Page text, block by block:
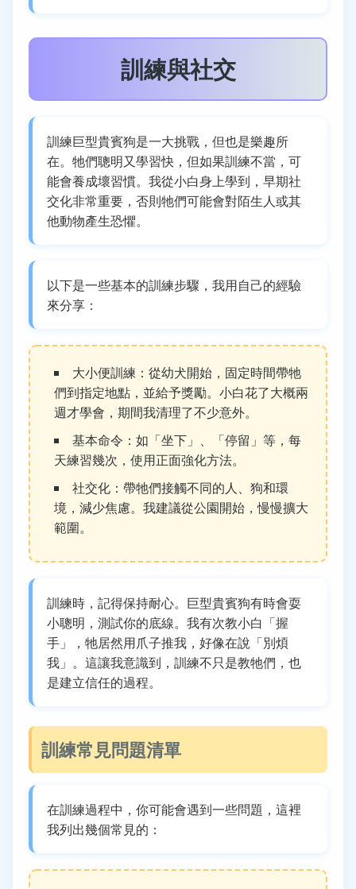
訓練與社交
訓練巨型貴賓狗是一大挑戰，但也是樂趣所
在。牠們聰明又學習快，但如果訓練不當，可
能會養成壞習慣。我從小白身上學到，早期社
交化非常重要，否則牠們可能會對陌生人或其
他動物產生恐懼。
以下是一些基本的訓練步驟，我用自己的經驗
來分享：
大小便訓練：從幼犬開始，固定時間帶牠
們到指定地點，並給予獎勵。小白花了大概兩
週才學會，期間我清理了不少意外。
基本命令：如「坐下」、「停留」等，每
天練習幾次，使用正面強化方法。
社交化：帶牠們接觸不同的人、狗和環
境，減少焦慮。我建議從公園開始，慢慢擴大
範圍。
訓練時，記得保持耐心。巨型貴賓狗有時會耍
小聰明，測試你的底線。我有次教小白「握
手」，牠居然用爪子推我，好像在說「別煩
我」。這讓我意識到，訓練不只是教牠們，也
是建立信任的過程。
訓練常見問題清單
在訓練過程中，你可能會遇到一些問題，這裡
我列出幾個常見的：